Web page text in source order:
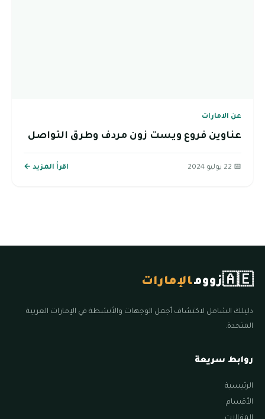
عن الامارات
عناوين فروع ويست زون مردف وطرق التواصل
📅 22 يوليو 2024 اقرأ المزيد ←
🇦🇪زوومالإمارات
دليلك الشامل لاكتشاف أجمل الوجهات والأنشطة في الإمارات العربية
المتحدة.
روابط سريعة
الرئيسية
الأقسام